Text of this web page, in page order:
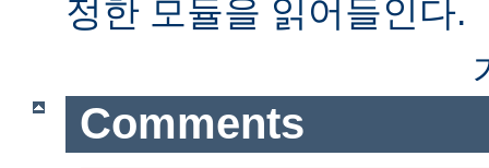
정한 모듈을 읽어들인다.
Comments